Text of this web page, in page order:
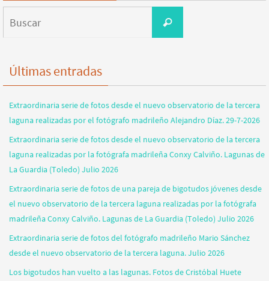
Buscar
Últimas entradas
Extraordinaria serie de fotos desde el nuevo observatorio de la tercera
laguna realizadas por el fotógrafo madrileño Alejandro Díaz. 29-7-2026
Extraordinaria serie de fotos desde el nuevo observatorio de la tercera
laguna realizadas por la fotógrafa madrileña Conxy Calviño. Lagunas de
La Guardia (Toledo) Julio 2026
Extraordinaria serie de fotos de una pareja de bigotudos jóvenes desde
el nuevo observatorio de la tercera laguna realizadas por la fotógrafa
madrileña Conxy Calviño. Lagunas de La Guardia (Toledo) Julio 2026
Extraordinaria serie de fotos del fotógrafo madrileño Mario Sánchez
desde el nuevo observatorio de la tercera laguna. Julio 2026
Los bigotudos han vuelto a las lagunas. Fotos de Cristóbal Huete